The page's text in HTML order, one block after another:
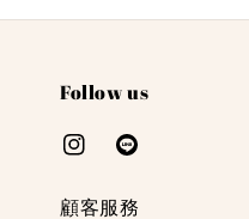
Follow us
顧客服務